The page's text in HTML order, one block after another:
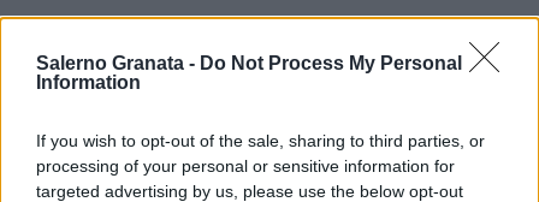
Salerno Granata - Do Not Process My Personal
Information
If you wish to opt-out of the sale, sharing to third parties, or
processing of your personal or sensitive information for
targeted advertising by us, please use the below opt-out